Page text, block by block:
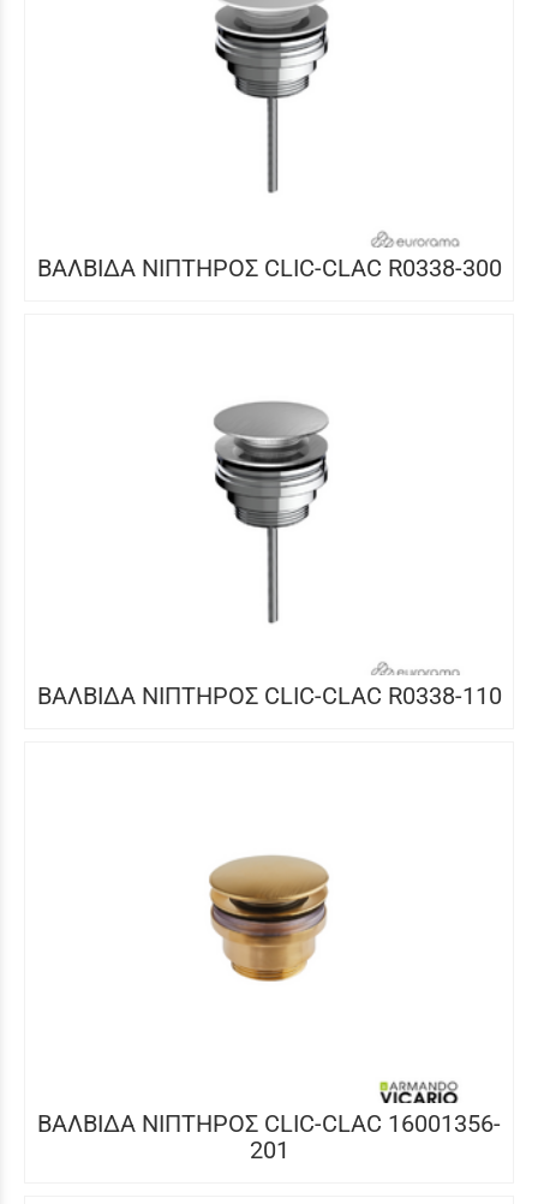
ΒΑΛΒΙΔΑ ΝΙΠΤΗΡΟΣ CLIC-CLAC R0338-300
ΒΑΛΒΙΔΑ ΝΙΠΤΗΡΟΣ CLIC-CLAC R0338-110
ΒΑΛΒΙΔΑ ΝΙΠΤΗΡΟΣ CLIC-CLAC 16001356-
201